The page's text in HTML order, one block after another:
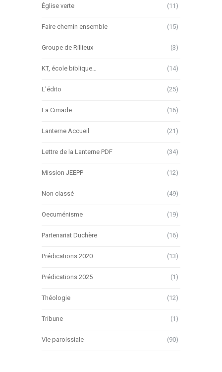
Église verte (11)
Faire chemin ensemble (15)
Groupe de Rillieux (3)
KT, école biblique… (14)
L'édito (25)
La Cimade (16)
Lanterne Accueil (21)
Lettre de la Lanterne PDF (34)
Mission JEEPP (12)
Non classé (49)
Oecuménisme (19)
Partenariat Duchère (16)
Prédications 2020 (13)
Prédications 2025 (1)
Théologie (12)
Tribune (1)
Vie paroissiale (90)